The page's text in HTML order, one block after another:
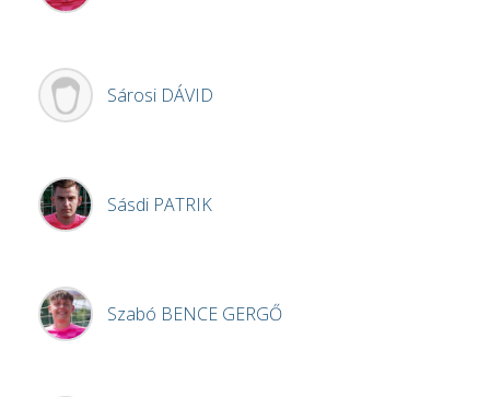
Sárosi DÁVID
Sásdi PATRIK
Szabó BENCE GERGŐ